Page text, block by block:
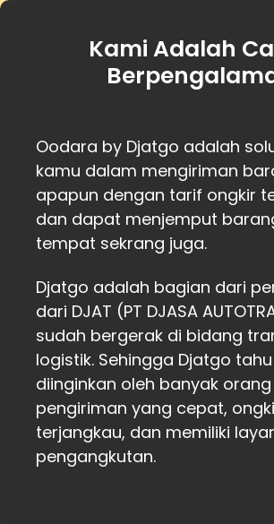
Kami Adalah
Oodara by Djatgo adalah
kamu dalam mengiriman
apapun dengan tarif ongkir
dan dapat menjemput
tempat sekrang juga.
Djatgo adalah bagian dari
dari DJAT (PT DJASA
sudah bergerak di bidang
logistik. Sehingga Djatgo
diinginkan oleh banyak
pengiriman yang cepat,
terjangkau, dan memiliki
pengangkutan.